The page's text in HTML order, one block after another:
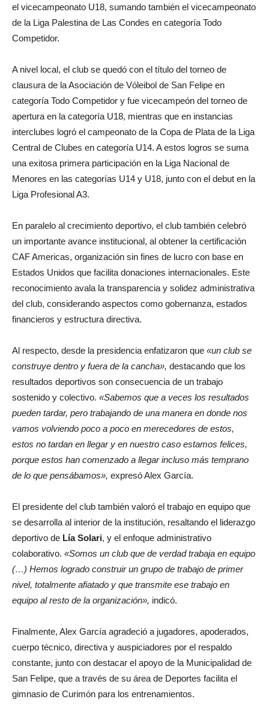
el vicecampeonato U18, sumando también el vicecampeonato
de la Liga Palestina de Las Condes en categoría Todo
Competidor.
A nivel local, el club se quedó con el título del torneo de
clausura de la Asociación de Vóleibol de San Felipe en
categoría Todo Competidor y fue vicecampeón del torneo de
apertura en la categoría U18, mientras que en instancias
interclubes logró el campeonato de la Copa de Plata de la Liga
Central de Clubes en categoría U14. A estos logros se suma
una exitosa primera participación en la Liga Nacional de
Menores en las categorías U14 y U18, junto con el debut en la
Liga Profesional A3.
En paralelo al crecimiento deportivo, el club también celebró
un importante avance institucional, al obtener la certificación
CAF Americas, organización sin fines de lucro con base en
Estados Unidos que facilita donaciones internacionales. Este
reconocimiento avala la transparencia y solidez administrativa
del club, considerando aspectos como gobernanza, estados
financieros y estructura directiva.
Al respecto, desde la presidencia enfatizaron que «un club se
construye dentro y fuera de la cancha», destacando que los
resultados deportivos son consecuencia de un trabajo
sostenido y colectivo. «Sabemos que a veces los resultados
pueden tardar, pero trabajando de una manera en donde nos
vamos volviendo poco a poco en merecedores de estos,
estos no tardan en llegar y en nuestro caso estamos felices,
porque estos han comenzado a llegar incluso más temprano
de lo que pensábamos», expresó Alex García.
El presidente del club también valoró el trabajo en equipo que
se desarrolla al interior de la institución, resaltando el liderazgo
deportivo de Lía Solari, y el enfoque administrativo
colaborativo. «Somos un club que de verdad trabaja en equipo
(…) Hemos logrado construir un grupo de trabajo de primer
nivel, totalmente afiatado y que transmite ese trabajo en
equipo al resto de la organización», indicó.
Finalmente, Alex García agradeció a jugadores, apoderados,
cuerpo técnico, directiva y auspiciadores por el respaldo
constante, junto con destacar el apoyo de la Municipalidad de
San Felipe, que a través de su área de Deportes facilita el
gimnasio de Curimón para los entrenamientos.